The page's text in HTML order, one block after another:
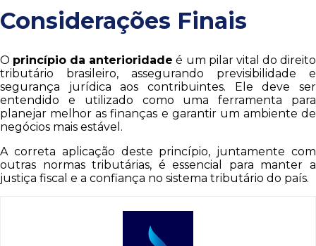
Considerações Finais
O princípio da anterioridade é um pilar vital do direito
tributário brasileiro, assegurando previsibilidade e
segurança jurídica aos contribuintes. Ele deve ser
entendido e utilizado como uma ferramenta para
planejar melhor as finanças e garantir um ambiente de
negócios mais estável.
A correta aplicação deste princípio, juntamente com
outras normas tributárias, é essencial para manter a
justiça fiscal e a confiança no sistema tributário do país.